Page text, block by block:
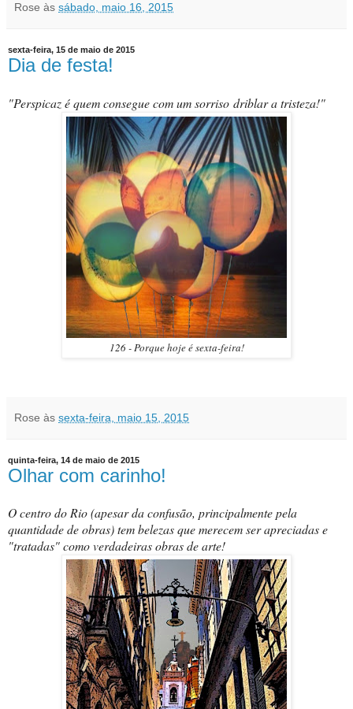
Rose às sábado, maio 16, 2015
sexta-feira, 15 de maio de 2015
Dia de festa!
"Perspicazé quemconsegue com um sorriso driblar a tristeza!"
126 - Porque hoje é sexta-feira!
Rose às sexta-feira, maio 15, 2015
quinta-feira, 14 de maio de 2015
Olhar com carinho!
O centro do Rio (apesar da confusão, principalmente pela
quantidade de obras) tem belezas que merecem ser apreciadas e
"tratadas" como verdadeiras obras de arte!